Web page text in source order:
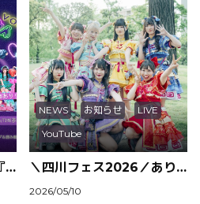
かわのろ定期公演2026『ピカピカ☆パーティ vol.1』開催決定！
NEWS お知らせ
LIVE
YouTube
＼四川フェス2026／ありがとうございました！
2026/05/10